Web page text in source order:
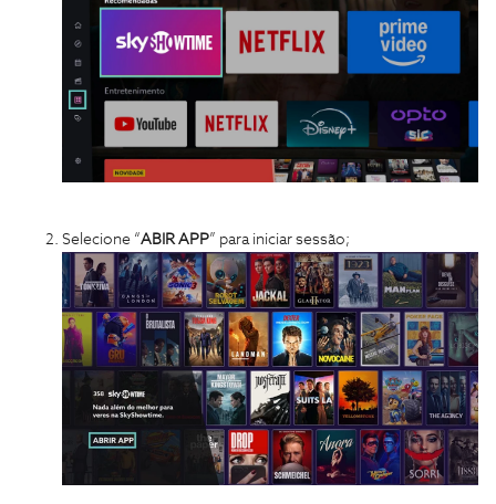
Selecione “ABIR APP” para iniciar sessão;